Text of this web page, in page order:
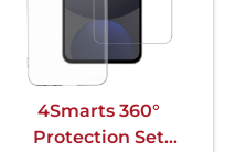
4Smarts 360°
Protection Set